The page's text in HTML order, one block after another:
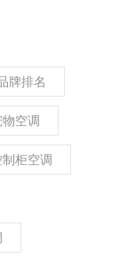
牌排名
物空调
柜空调